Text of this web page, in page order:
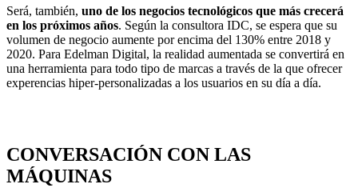
Será, también, uno de los negocios tecnológicos que más crecerá
en los próximos años. Según la consultora IDC, se espera que su
volumen de negocio aumente por encima del 130% entre 2018 y
2020. Para Edelman Digital, la realidad aumentada se convertirá en
una herramienta para todo tipo de marcas a través de la que ofrecer
experencias hiper-personalizadas a los usuarios en su día a día.
CONVERSACIÓN CON LAS
MÁQUINAS